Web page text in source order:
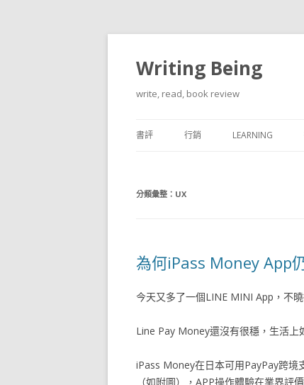
Writing Being
write, read, book review
書評 行銷 LEARNING
分類彙整： UX
為何iPass Money App
今天又多了一個LINE MINI App，不
Line Pay Money還沒有很穩，生活上
iPass Money在日本可用PayPay跨境
（如附圖），APP操作體驗在業界